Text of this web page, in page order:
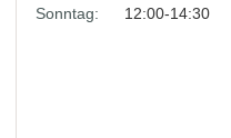
Sonntag:
12:00-14:30